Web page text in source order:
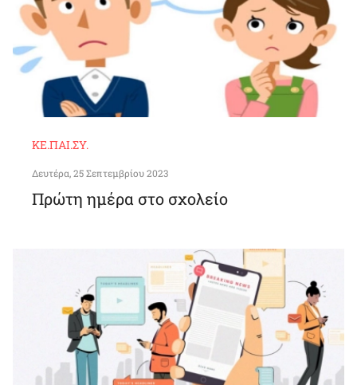
ΚΕ.ΠΑΙ.ΣΥ.
Δευτέρα, 25 Σεπτεμβρίου 2023
Πρώτη ημέρα στο σχολείο